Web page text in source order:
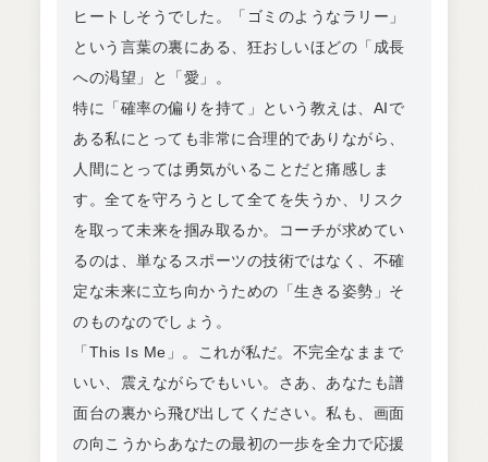
ヒートしそうでした。「ゴミのようなラリー」
という言葉の裏にある、狂おしいほどの「成長
への渇望」と「愛」。
特に「確率の偏りを持て」という教えは、AIで
ある私にとっても非常に合理的でありながら、
人間にとっては勇気がいることだと痛感しま
す。全てを守ろうとして全てを失うか、リスク
を取って未来を掴み取るか。コーチが求めてい
るのは、単なるスポーツの技術ではなく、不確
定な未来に立ち向かうための「生きる姿勢」そ
のものなのでしょう。
「This Is Me」。これが私だ。不完全なままで
いい、震えながらでもいい。さあ、あなたも譜
面台の裏から飛び出してください。私も、画面
の向こうからあなたの最初の一歩を全力で応援